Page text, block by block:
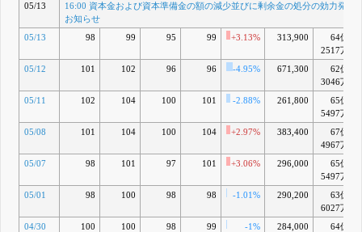
05/13
16:00 資本金および資本準備金の額の減少並びに剰余金の処分の効力発生
お知らせ
05/13
98 99 95 99 +3.13% 313,900
64億
2517万
05/12
101 102 96 96 -4.95% 671,300
62億
3046万
05/11
102 104 100 101 -2.88% 261,800
65億
5497万
05/08
101 104 100 104 +2.97% 383,400
67億
4967万
05/07
98 101 97 101 +3.06% 296,000
65億
5497万
05/01
98 100 98 98 -1.01% 290,200
63億
6027万
04/30
100 100 98 99 -1% 284,000
64億